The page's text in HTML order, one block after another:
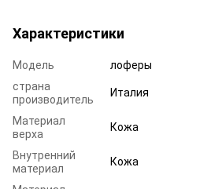
Характеристики
Модель
лоферы
страна
производитель
Италия
Материал
верха
Кожа
Внутренний
материал
Кожа